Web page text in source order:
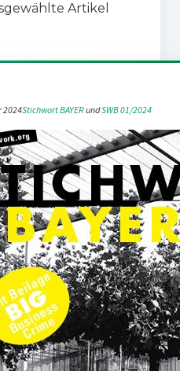
Artikel
2024Stichwort BAYER und SWB 01/2024